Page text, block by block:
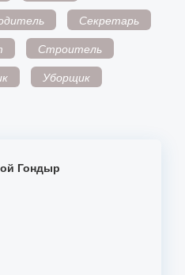
Секретарь
Строитель
Уборщик
Гондыр